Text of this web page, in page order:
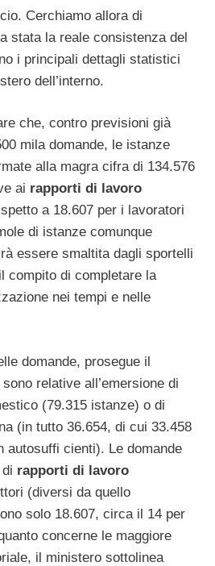
Cerchiamo allora di
stata la reale consistenza del
i principali dettagli statistici
dell’interno.
che, contro previsioni già
mila domande, le istanze
alla magra cifra di 134.576
ai rapporti di lavoro
a 18.607 per i lavoratori
di istanze comunque
essere smaltita dagli sportelli
compito di completare la
nei tempi e nelle
domande, prosegue il
relative all’emersione di
(79.315 istanze) o di
(in tutto 36.654, di cui 33.458
autosuffi cienti). Le domande
rapporti di lavoro
(diversi da quello
solo 18.607, circa il 14 per
concerne le maggiore
il ministero sottolinea